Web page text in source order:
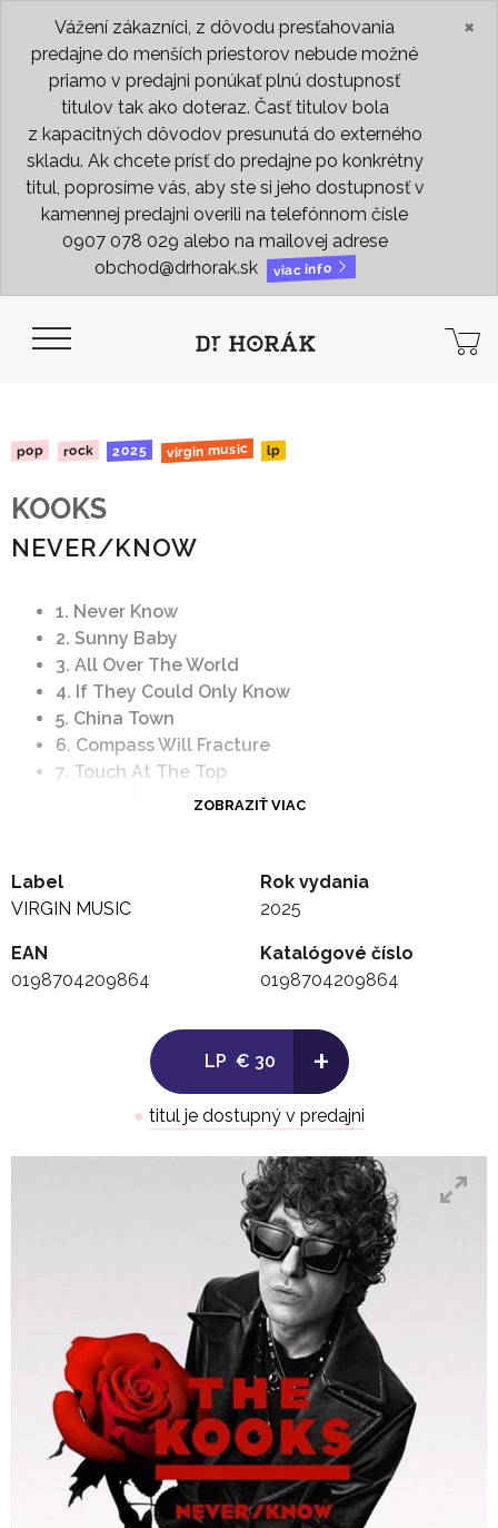
Vážení zákazníci, z dôvodu presťahovania
predajne do menších priestorov nebude možné
priamo v predajni ponúkať plnú dostupnosť
titulov tak ako doteraz. Časť titulov bola
z kapacitných dôvodov presunutá do externého
skladu. Ak chcete prísť do predajne po konkrétny
titul, poprosíme vás, aby ste si jeho dostupnosť v
kamennej predajni overili na telefónnom čísle
0907 078 029 alebo na mailovej adrese
obchod@drhorak.sk
viac info
×
pop rock 2025 virgin music lp
KOOKS
NEVER/KNOW
1. Never Know
2. Sunny Baby
3. All Over The World
4. If They Could Only Know
5. China Town
6. Compass Will Fracture
7. Touch At The Top
8. Arrow Through Me
11. Talk About It
ZOBRAZIŤ VIAC
Label
VIRGIN MUSIC
Rok vydania
2025
EAN
0198704209864
Katalógové číslo
0198704209864
LP € 30 +
● titul je dostupný v predajni